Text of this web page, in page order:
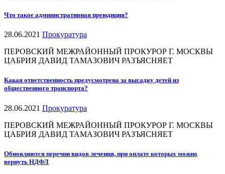
Что такое административная преюдиция?
28.06.2021 Прокуратура
ПЕРОВСКИЙ МЕЖРАЙОННЫЙ ПРОКУРОР Г. МОСКВЫ
ЦАБРИЯ ДАВИД ТАМАЗОВИЧ РАЗЪЯСНЯЕТ
Какая ответственность предусмотрена за высадку детей из
общественного транспорта?
28.06.2021 Прокуратура
ПЕРОВСКИЙ МЕЖРАЙОННЫЙ ПРОКУРОР Г. МОСКВЫ
ЦАБРИЯ ДАВИД ТАМАЗОВИЧ РАЗЪЯСНЯЕТ
Обновляются перечни видов лечения, при оплате которых можно
вернуть НДФЛ